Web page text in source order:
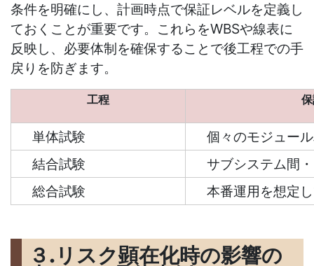
条件を明確にし、計画時点で保証レベルを定義し
ておくことが重要です。これらをWBSや線表に
反映し、必要体制を確保することで後工程での手
戻りを防ぎます。
工程
単体試験
個々のモジュー
結合試験
サブシステム間
総合試験
本番運用を想定
３.リスク顕在化時の影響の